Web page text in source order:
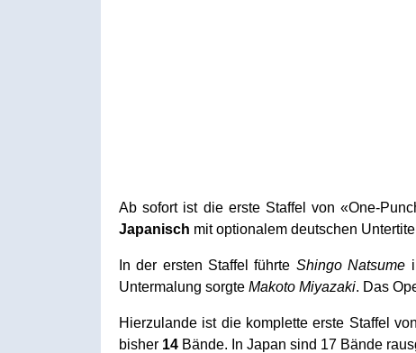
Ab sofort ist die erste Staffel von «One-
Japanisch mit optionalem deutschen
In der ersten Staffel führte Shingo Natsume
Untermalung sorgte Makoto Miyazaki. Das
Hierzulande ist die komplette erste Staffel
bisher 14 Bände. In Japan sind 17 Bände